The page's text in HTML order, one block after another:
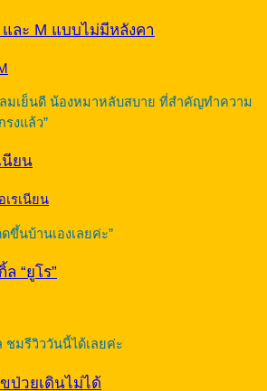
ละ M แบบไม่มีหลังคา
ลมเย็นดี น้องหมาหลับสบาย ที่สำคัญทำความ
รงแล้ว”
นียน
ขึ้นบ้านเองเลยค่ะ”
“ยูโร”
ชมรีวิววันนี้ได้เลยค่ะ
ป่วยเดินไม่ได้